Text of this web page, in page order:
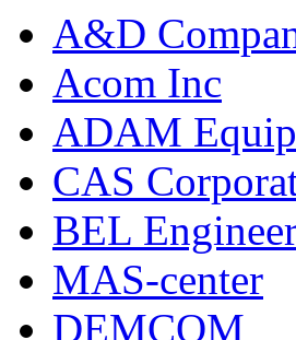
A&D
Acom Inc
ADAM
CAS
BEL
MAS-center
DEMCOM